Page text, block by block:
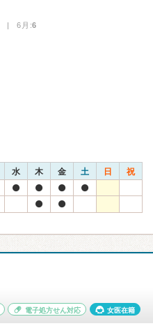
| 6月:6
水 木 金 土 日 祝
電子処方せん対応 女医在籍